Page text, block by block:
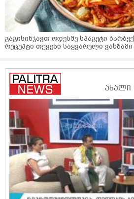
გაგისინჯავთ ოდესმე სპაგეტი
რეცეპტი თქვენი საყვარელი